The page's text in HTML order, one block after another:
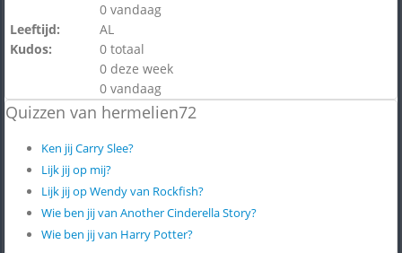
0 vandaag
Leeftijd:
AL
Kudos:
0 totaal
0 deze week
0 vandaag
Quizzen van hermelien72
Ken jij Carry Slee?
Lijk jij op mij?
Lijk jij op Wendy van Rockfish?
Wie ben jij van Another Cinderella Story?
Wie ben jij van Harry Potter?